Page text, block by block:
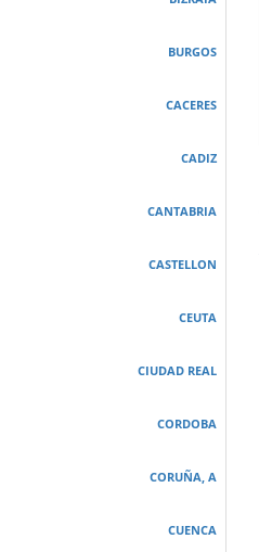
BURGOS
CACERES
CADIZ
CANTABRIA
CASTELLON
CEUTA
CIUDAD REAL
CORDOBA
CORUÑA, A
CUENCA